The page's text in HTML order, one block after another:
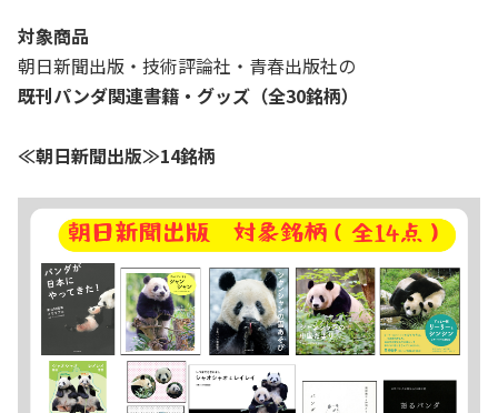
対象商品
朝日新聞出版・技術評論社・青春出版社の
既刊パンダ関連書籍・グッズ（全30銘柄）
≪朝日新聞出版≫14銘柄